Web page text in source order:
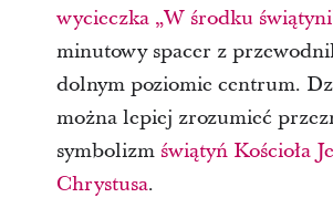
wycieczka „W środku
minutowy spacer z
dolnym poziomie centrum.
można lepiej zrozumieć
symbolizm świątyń Kościoła
Chrystusa.